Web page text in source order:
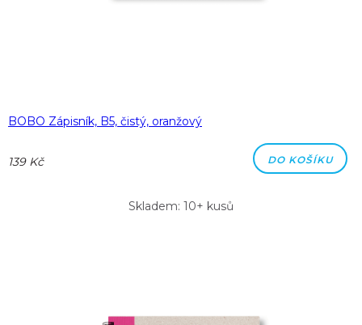
BOBO Zápisník, B5, čistý, oranžový
139 Kč DO KOŠÍKU
Skladem: 10+ kusů